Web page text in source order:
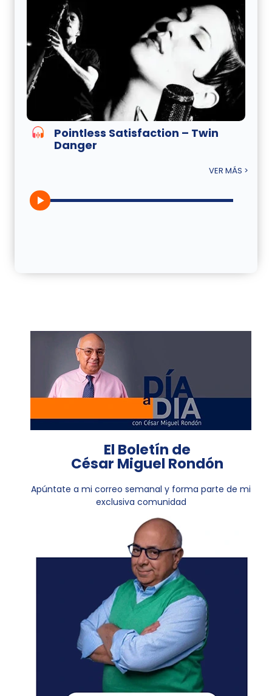
Pointless Satisfaction – Twin
Danger
VER MÁS >
El Boletín de
César Miguel Rondón
Apúntate a mi correo semanal y forma parte de mi
exclusiva comunidad